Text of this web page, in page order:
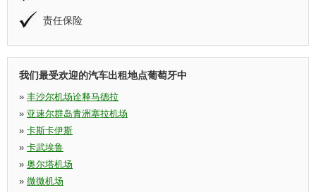
责任保险
我们最受欢迎的汽车出租地点葡萄牙中
» 丰沙尔机场诠释马德拉
» 亚速尔群岛青洲塞拉机场
» 卡斯卡伊斯
» 卡武埃鲁
» 奥尔塔机场
» 微微机场